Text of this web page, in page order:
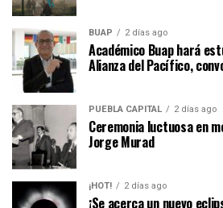
BUAP 2 días ago
Académico Buap hará
Alianza del Pacífico,
PUEBLA CAPITAL 2 días ago
Ceremonia luctuosa en
Jorge Murad
¡HOT! 2 días ago
¡Se acerca un nuevo